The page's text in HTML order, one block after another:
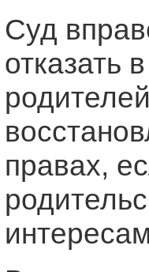
Суд
отказать
правах,